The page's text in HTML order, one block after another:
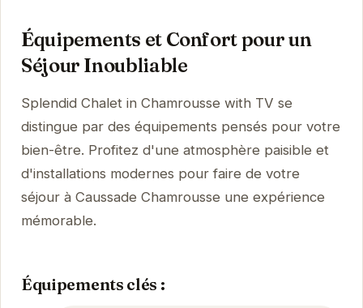
Équipements et Confort pour un
Séjour Inoubliable
Splendid Chalet in Chamrousse with TV se
distingue par des équipements pensés pour votre
bien-être. Profitez d'une atmosphère paisible et
d'installations modernes pour faire de votre
séjour à Caussade Chamrousse une expérience
mémorable.
Équipements clés :